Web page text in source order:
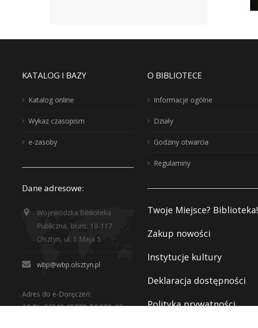
KATALOG I BAZY
Katalog online
Wykaz czasopism
e-zasoby
Dane adresowe:
Wojewódzka Biblioteka
Publiczna, biuro: 10-117
Olsztyn, ul. 1 Maja 5
wbp@wbp.olsztyn.pl
Adres do e-Doręczeń:
AE:PL-96342-65878-TGGRF-22
O BIBLIOTECE
Informacje ogólne
Działy
Godziny otwarcia
Regulaminy
Twoje Miejsce? Biblioteka!
Zakup nowości
Instytucje kultury
Deklaracja dostępności
Polityka prywatności